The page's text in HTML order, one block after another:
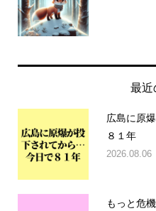
最
広島に原
８１年
2026.08.06
もっと危